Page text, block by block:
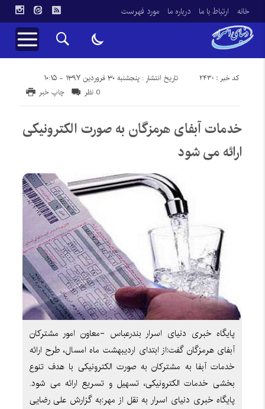
خانه ارتباط با ما درباره ما مورد فهرست
تاریخ انتشار : پنجشنبه ۳۰ فروردین ۱۳۹۷ - ۱۰:۱۵ کد خبر : 2430
چاپ خبر 0 نظر
خدمات آبفای هرمزگان به صورت الکترونیکی
ارائه می شود
پایگاه خبری دنیای اسرار بندرعباس -معاون امور مشترکان
آبفای هرمزگان گفت:از ابتدای اردیبهشت ماه امسال، طرح ارائه
خدمات آبفا به مشترکان به صورت الکترونیکی با هدف تنوع
بخشی خدمات الکترونیکی، تسهیل و تسریع ارائه می شود.
پایگاه خبری دنیای اسرار به نقل از مهر:به گزارش علی رضایی